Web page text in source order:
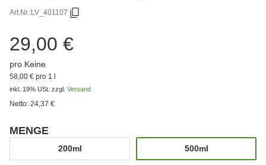
Art.Nr.:LV_401107
29,00 €
pro Keine
58,00 € pro 1 l
inkl. 19% USt. zzgl. Versand
Netto: 24,37 €
MENGE
200ml
200ml
500ml
500ml